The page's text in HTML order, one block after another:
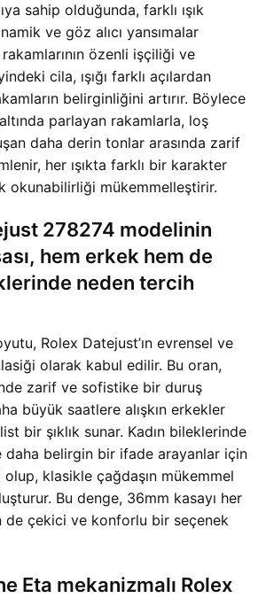
sahip olduğunda, farklı ışık
ve göz alıcı yansımalar
özenli işçiliği ve
cila, ışığı farklı açılardan
belirginliğini artırır. Böylece
parlayan rakamlarla, loş
daha derin tonlar arasında zarif
her ışıkta farklı bir karakter
okunabilirliği mükemmelleştirir.
278274 modelinin
hem erkek hem de
neden tercih
Rolex Datejust’ın evrensel ve
olarak kabul edilir. Bu oran,
zarif ve sofistike bir duruş
büyük saatlere alışkın erkekler
bir şıklık sunar. Kadın bileklerinde
daha belirgin bir ifade arayanlar için
klasikle çağdaşın mükemmel
Bu denge, 36mm kasayı her
de çekici ve konforlu bir seçenek
Eta mekanizmalı Rolex